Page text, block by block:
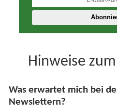
Hinweise
Was erwartet mich bei
Newslettern?